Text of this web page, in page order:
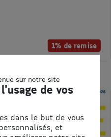
1% de remise
sur notre site
de vos
dans le but de vous
et